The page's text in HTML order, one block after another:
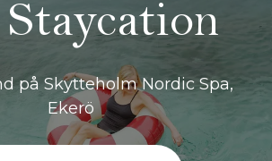
Staycation
på Skytteholm Nordic Spa,
Ekerö